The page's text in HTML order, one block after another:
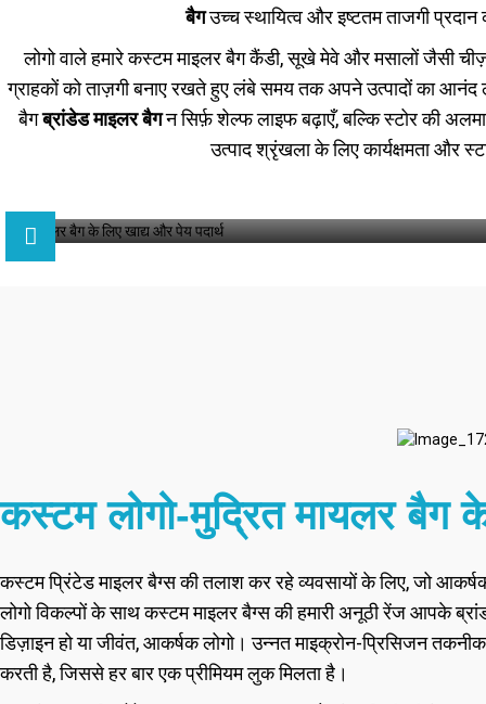
बैगउच्च स्थायित्व और इष्टतम ताजगी
लोगो वाले हमारे कस्टम माइलर बैग कैंडी, सूखे मेवे और मसालों जैसी
ग्राहकों को ताज़गी बनाए रखते हुए लंबे समय तक अपने उत्पादों का
बैगब्रांडेड माइलर बैगन सिर्फ़ शेल्फ लाइफ बढ़ाएँ, बल्कि स्टोर की
उत्पाद श्रृंखला के लिए कार्यक्षमता और
कस्टम लोगो-मुद्रित मायलर
कस्टम प्रिंटेड माइलर बैग्स की तलाश कर रहे व्यवसायों के लिए, जो
लोगो विकल्पों के साथ कस्टम माइलर बैग्स की हमारी अनूठी रेंज आपके
डिज़ाइन हो या जीवंत, आकर्षक लोगो। उन्नत माइक्रोन-प्रिसिजन
करती है, जिससे हर बार एक प्रीमियम लुक मिलता है।